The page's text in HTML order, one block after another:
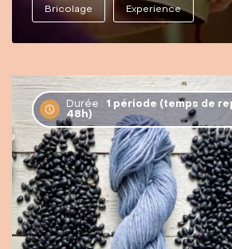
Bricolage Experience
Durée : 1 période (temps de
48h)